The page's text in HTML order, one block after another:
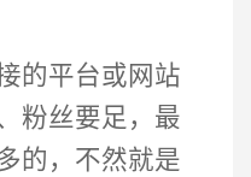
的平台或网站
粉丝要足，最
的，不然就是